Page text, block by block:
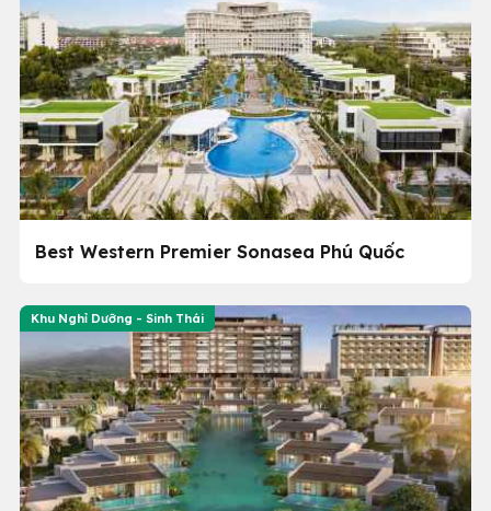
Best Western Premier Sonasea Phú Quốc
Khu Nghỉ Dưỡng - Sinh Thái